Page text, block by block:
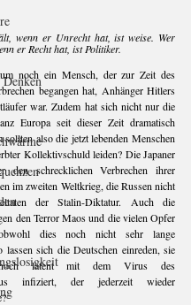
wenn er Unrecht hat, ist weise. Wer
er Recht hat, ist Politiker.
noch ein Mensch, der zur Zeit des
begangen hat, Anhänger Hitlers
war. Zudem hat sich nicht nur die
Europa seit dieser Zeit dramatisch
sollten also die jetzt lebenden Menschen
Kollektivschuld leiden? Die Japaner
den schrecklichen Verbrechen ihrer
im zweiten Weltkrieg, die Russen nicht
der Stalin-Diktatur. Auch die
den Terror Maos und die vielen Opfer
dies noch nicht sehr lange
lassen sich die Deutschen einreden, sie
latent mit dem Virus des
infiziert, der jederzeit wieder